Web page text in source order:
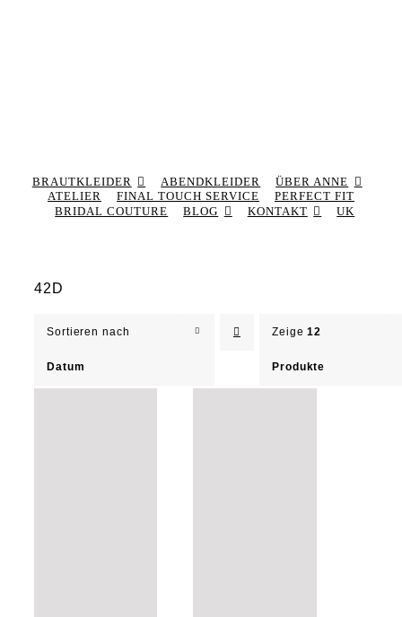
BRAUTKLEIDER ABENDKLEIDER
ÜBER ANNE
ATELIER
FINAL TOUCH SERVICE
PERFECT FIT
BRIDAL COUTURE
BLOG KONTAKT UK
42D
Sortieren nach
Datum
Zeige12
Produkte